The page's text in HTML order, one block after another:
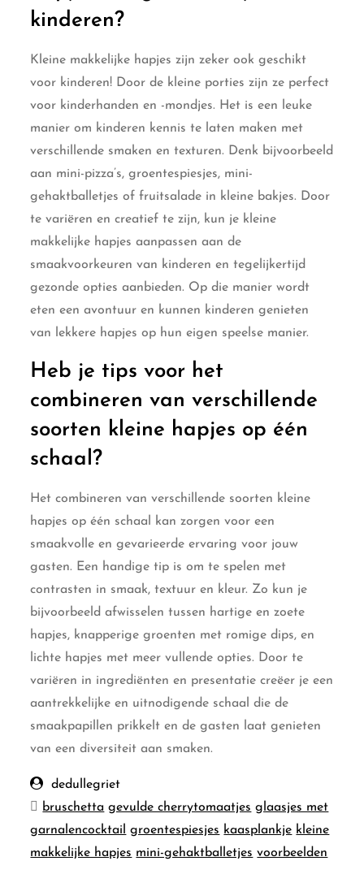
kinderen?
Kleine makkelijke hapjes zijn zeker ook geschikt
voor kinderen! Door de kleine porties zijn ze perfect
voor kinderhanden en -mondjes. Het is een leuke
manier om kinderen kennis te laten maken met
verschillende smaken en texturen. Denk bijvoorbeeld
aan mini-pizza’s, groentespiesjes, mini-
gehaktballetjes of fruitsalade in kleine bakjes. Door
te variëren en creatief te zijn, kun je kleine
makkelijke hapjes aanpassen aan de
smaakvoorkeuren van kinderen en tegelijkertijd
gezonde opties aanbieden. Op die manier wordt
eten een avontuur en kunnen kinderen genieten
van lekkere hapjes op hun eigen speelse manier.
Heb je tips voor het
combineren van verschillende
soorten kleine hapjes op één
schaal?
Het combineren van verschillende soorten kleine
hapjes op één schaal kan zorgen voor een
smaakvolle en gevarieerde ervaring voor jouw
gasten. Een handige tip is om te spelen met
contrasten in smaak, textuur en kleur. Zo kun je
bijvoorbeeld afwisselen tussen hartige en zoete
hapjes, knapperige groenten met romige dips, en
lichte hapjes met meer vullende opties. Door te
variëren in ingrediënten en presentatie creëer je een
aantrekkelijke en uitnodigende schaal die de
smaakpapillen prikkelt en de gasten laat genieten
van een diversiteit aan smaken.
dedullegriet
bruschetta gevulde cherrytomaatjes glaasjes met
garnalencocktail
groentespiesjes kaasplankje kleine
makkelijke hapjes mini-gehaktballetjes voorbeelden